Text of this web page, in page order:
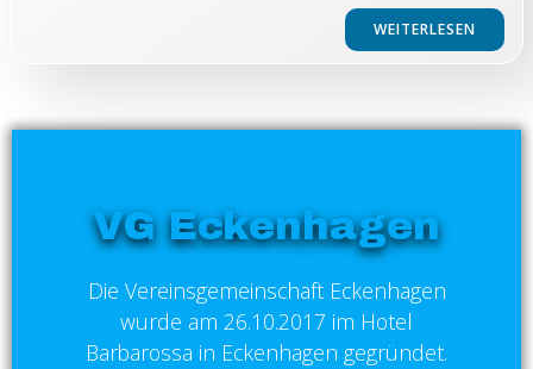
WEITERLESEN
VG Eckenhagen
Die Vereinsgemeinschaft Eckenhagen
wurde am 26.10.2017 im Hotel
Barbarossa in Eckenhagen gegründet.